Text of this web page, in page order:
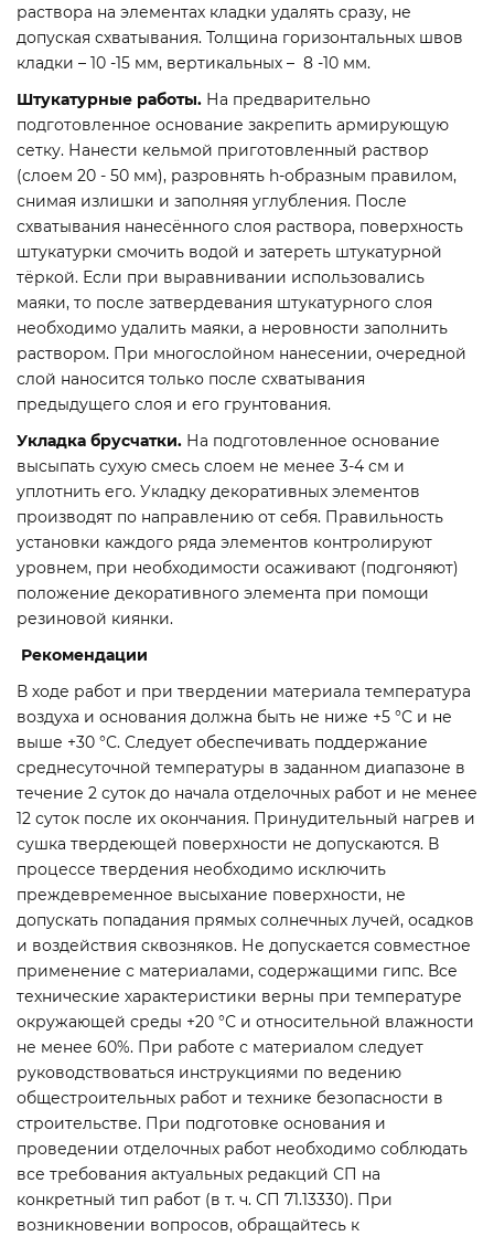
раствора на элементах кладки удалять сразу, не
допуская схватывания. Толщина горизонтальных швов
кладки – 10 -15 мм, вертикальных – 8 -10 мм.
Штукатурные работы. На предварительно
подготовленное основание закрепить армирующую
сетку. Нанести кельмой приготовленный раствор
(слоем 20 - 50 мм), разровнять h-образным правилом,
снимая излишки и заполняя углубления. После
схватывания нанесённого слоя раствора, поверхность
штукатурки смочить водой и затереть штукатурной
тёркой. Если при выравнивании использовались
маяки, то после затвердевания штукатурного слоя
необходимо удалить маяки, а неровности заполнить
раствором. При многослойном нанесении, очередной
слой наносится только после схватывания
предыдущего слоя и его грунтования.
Укладка брусчатки. На подготовленное основание
высыпать сухую смесь слоем не менее 3-4 см и
уплотнить его. Укладку декоративных элементов
производят по направлению от себя. Правильность
установки каждого ряда элементов контролируют
уровнем, при необходимости оcaживaют (подгоняют)
положение декоративного элемента при помощи
резиновой киянки.
Рекомендации
В ходе работ и при твердении материала температура
воздуха и основания должна быть не ниже +5 °С и не
выше +30 °С. Следует обеспечивать поддержание
среднесуточной температуры в заданном диапазоне в
течение 2 суток до начала отделочных работ и не менее
12 суток после их окончания. Принудительный нагрев и
сушка твердеющей поверхности не допускаются. В
процессе твердения необходимо исключить
преждевременное высыхание поверхности, не
допускать попадания прямых солнечных лучей, осадков
и воздействия сквозняков. Не допускается совместное
применение с материалами, содержащими гипс. Все
технические характеристики верны при температуре
окружающей среды +20 °С и относительной влажности
не менее 60%. При работе с материалом следует
руководствоваться инструкциями по ведению
общестроительных работ и технике безопасности в
строительстве. При подготовке основания и
проведении отделочных работ необходимо соблюдать
все требования актуальных редакций СП на
конкретный тип работ (в т. ч. СП 71.13330). При
возникновении вопросов, обращайтесь к